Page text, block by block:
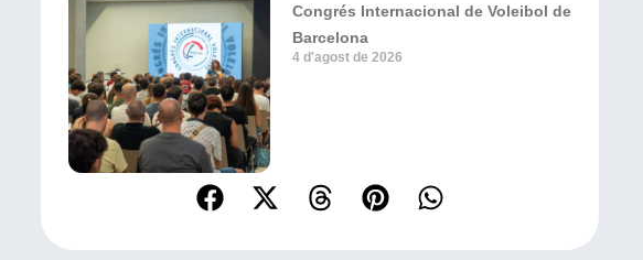
Congrés Internacional de Voleibol de
Barcelona
4 d'agost de 2026